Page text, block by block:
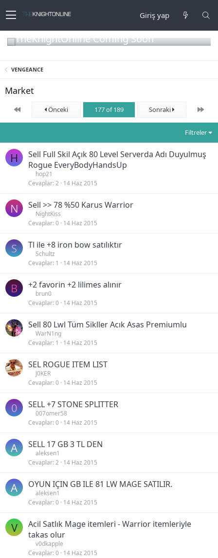
Giriş yap
TheKnightOnline Coming Soon
VENGEANCE
Market
First Önceki 177 of 189 Sonraki Son
Filtreler
H
Sell Full Skil Açık 80 Level Serverda Adı Duyulmuş
Rogue EveryBodyHandsUp
hop21
Cevaplar 2 14 Haz 2015
N Sell >> 78 %50 Karus Warrior
NightKiss
Cevaplar 0 14 Haz 2015
S Tl ile +8 iron bow satılıktır
Schultz
Cevaplar 1 14 Haz 2015
B +2 favorin +2 lilimes alınır
brun0
Cevaplar 0 14 Haz 2015
Sell 80 Lwl Tüm Sikller Acık Asas Premiumlu
WarN1ng
Cevaplar 1 14 Haz 2015
SEL ROGUE ITEM LIST
J0KER
Cevaplar 0 14 Haz 2015
0 SELL +7 STONE SPLITTER
007omer58
Cevaplar 0 14 Haz 2015
A SELL 17 GB 3 TL DEN
aleksen1
Cevaplar 2 14 Haz 2015
A OYUN IÇIN GB ILE 81 LW MAGE SATILIR.
aleksen1
Cevaplar 0 14 Haz 2015
V
Acil Satlık Mage itemleri - Warrior itemleriyle
takas olur
v0dkapple
Cevaplar 0 14 Haz 2015